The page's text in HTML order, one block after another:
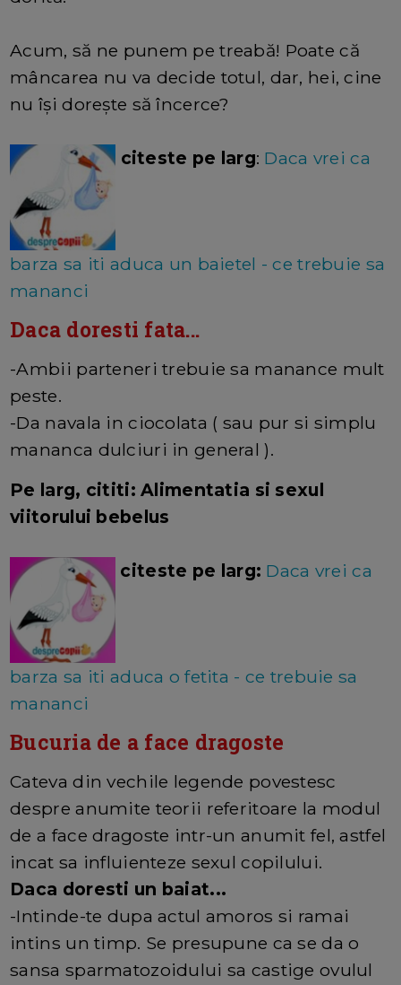
Acum, să ne punem pe treabă! Poate că
mâncarea nu va decide totul, dar, hei, cine
nu își dorește să încerce?
citeste pe larg: Daca vrei ca
barza sa iti aduca un baietel - ce trebuie sa
mananci
Daca doresti fata...
-Ambii parteneri trebuie sa manance mult
peste.
-Da navala in ciocolata ( sau pur si simplu
mananca dulciuri in general ).
Pe larg, cititi: Alimentatia si sexul
viitorului bebelus
citeste pe larg: Daca vrei ca
barza sa iti aduca o fetita - ce trebuie sa
mananci
Bucuria de a face dragoste
Cateva din vechile legende povestesc
despre anumite teorii referitoare la modul
de a face dragoste intr-un anumit fel, astfel
incat sa influienteze sexul copilului.
Daca doresti un baiat...
-Intinde-te dupa actul amoros si ramai
intins un timp. Se presupune ca se da o
sansa sparmatozoidului sa castige ovulul